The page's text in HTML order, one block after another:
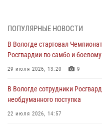
ОХРАНЫ РОСГВАРДИИ В
02 августа 2026, 10:37
Росгвардейцы в г. Соколе
31 июля 2026, 06:43
В Вологде стартовал
ПОПУЛЯРНЫЕ НОВОСТИ
В Вологде стартовал
Росгвардии по самбо и
29 июля 2026, 13:20 9
В Вологде сотрудники
необдуманного поступка
22 июля 2026, 14:57